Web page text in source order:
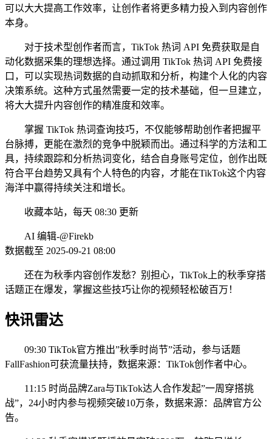
可以大大提高工作效率，让创作者将更多精力投入到内容创作
本身。
对于技术型创作者而言，TikTok 热词 API 免费获取是自
动化数据采集的理想选择。通过调用 TikTok 热词 API 免费接
口，可以实现热词数据的自动抓取和分析，构建个人化的内容
决策系统。这种方式虽然需要一定的技术基础，但一旦建立，
将大大提升内容创作的精准度和效率。
掌握 TikTok 热词查询技巧，不仅能够帮助创作者把握平
台脉搏，更能在激烈的竞争中脱颖而出。通过科学的方法和工
具，持续跟踪和分析热词变化，结合自身账号定位，创作出既
符合平台趋势又具有个人特色的内容，才能在TikTok这个内容
海洋中赢得持续关注和增长。
收藏本站，每天 08:30 更新
AI 编辑-@Firekb
数据截至 2025-09-21 08:00
还在为秋季内容创作发愁？别担心，TikTok上的秋季穿搭
话题正在爆发，掌握这些技巧让你的视频轻松破百万！
快讯雷达
09:30 TikTok官方推出”秋季时尚节”活动，参与话题
FallFashion可获流量扶持，数据来源：TikTok创作者中心。
11:15 时尚品牌Zara与TikTok达人合作发起”一周穿搭挑
战”，24小时内参与视频突破10万条，数据来源：品牌官方公
告。